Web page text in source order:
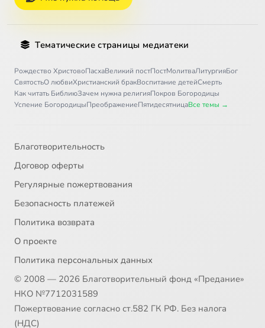
Тематические страницы медиатеки
Рождество ХристовоПасхаВеликий постПостМолитваЛитургияБог
СвятостьО любвиХристианский бракВоспитание детейСмерть
Как читать БиблиюЗачем нужна религияПокров Богородицы
Успение БогородицыПреображениеПятидесятницаВсе темы →
Благотворительность
Договор оферты
Регулярные пожертвования
Безопасность платежей
Политика возврата
О проекте
Политика персональных данных
© 2008 — 2026 Благотворительный фонд «Предание»
НКО №7712031589
Пожертвование согласно ст.582 ГК РФ. Без налога
(НДС)